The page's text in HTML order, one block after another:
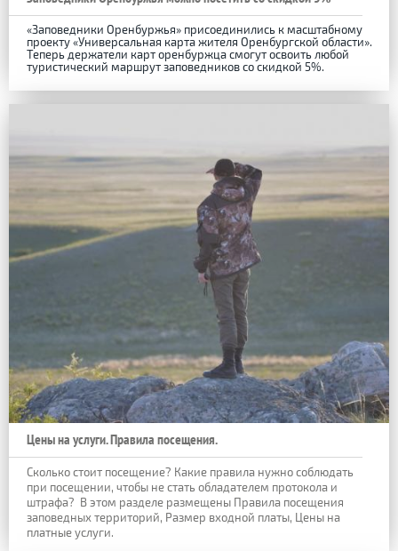
«Заповедники Оренбуржья» присоединились к масштабному
проекту «Универсальная карта жителя Оренбургской области».
Теперь держатели карт оренбуржца смогут освоить любой
туристический маршрут заповедников со скидкой 5%.
Цены на услуги. Правила посещения.
Сколько стоит посещение? Какие правила нужно соблюдать
при посещении, чтобы не стать обладателем протокола и
штрафа? В этом разделе размещены Правила посещения
заповедных территорий, Размер входной платы, Цены на
платные услуги.